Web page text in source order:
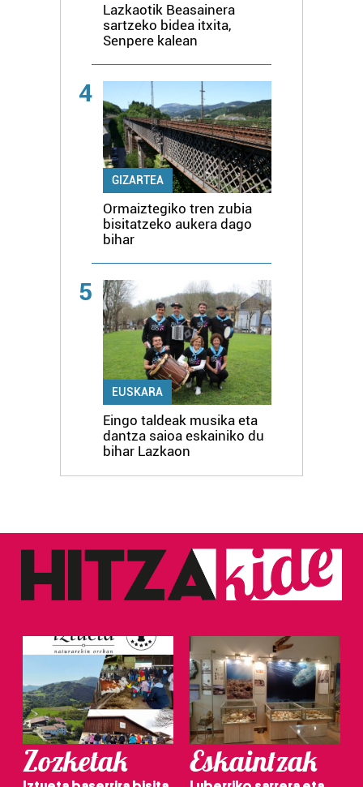
Lazkaotik Beasainera
sartzeko bidea itxita,
Senpere kalean
4
GIZARTEA
Ormaiztegiko tren zubia
bisitatzeko aukera dago
bihar
5
EUSKARA
Eingo taldeak musika eta
dantza saioa eskainiko du
bihar Lazkaon
Zozketak Eskaintzak